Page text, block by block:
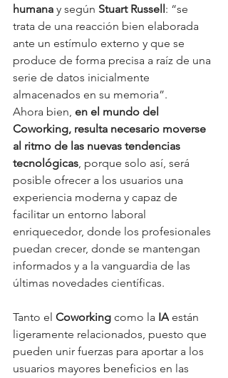
humana y según Stuart Russell : “se
trata de una reacción bien elaborada
ante un estímulo externo y que se
produce de forma precisa a raíz de una
serie de datos inicialmente
almacenados en su memoria”.
Ahora bien, en el mundo del
Coworking, resulta necesario moverse
al ritmo de las nuevas tendencias
tecnológicas, porque solo así, será
posible ofrecer a los usuarios una
experiencia moderna y capaz de
facilitar un entorno laboral
enriquecedor, donde los profesionales
puedan crecer, donde se mantengan
informados y a la vanguardia de las
últimas novedades científicas.
Tanto el Coworking como la IA están
ligeramente relacionados, puesto que
pueden unir fuerzas para aportar a los
usuarios mayores beneficios en las